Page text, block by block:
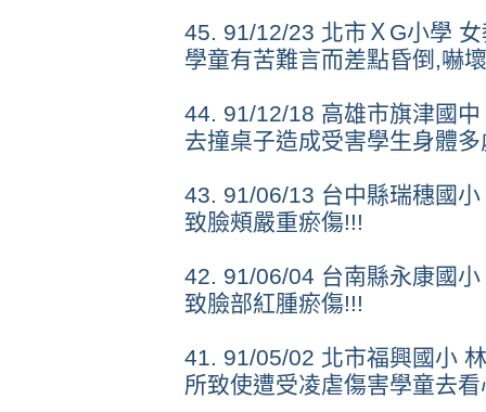
45. 91/12/23 北市ＸG小學
學童有苦難言而差點昏倒,嚇
44. 91/12/18 高雄市旗津國
去撞桌子造成受害學生身體
43. 91/06/13 台中縣瑞穗國
致臉頰嚴重瘀傷!!!
42. 91/06/04 台南縣永康國
致臉部紅腫瘀傷!!!
41. 91/05/02 北市福興國小
所致使遭受凌虐傷害學童去